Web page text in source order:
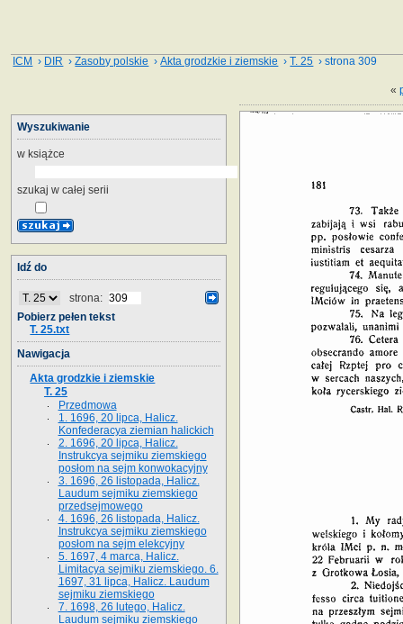
ICM › DIR ›Zasoby polskie ›Akta grodzkie i ziemskie ›T. 25 › strona 309
«
Wyszukiwanie
w książce
szukaj w całej serii
Idź do
strona:
Pobierz pełen tekst
T. 25.txt
Nawigacja
Akta grodzkie i ziemskie
T. 25
Przedmowa
1. 1696, 20 lipca, Halicz.
Konfederacya ziemian halickich
2. 1696, 20 lipca, Halicz.
Instrukcya sejmiku ziemskiego
posłom na sejm konwokacyjny
3. 1696, 26 listopada, Halicz.
Laudum sejmiku ziemskiego
przedsejmowego
4. 1696, 26 listopada, Halicz.
Instrukcya sejmiku ziemskiego
posłom na sejm elekcyjny
5. 1697, 4 marca, Halicz.
Limitacya sejmiku ziemskiego. 6.
1697, 31 lipca, Halicz. Laudum
sejmiku ziemskiego
7. 1698, 26 lutego, Halicz.
Laudum sejmiku ziemskiego